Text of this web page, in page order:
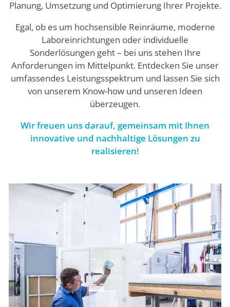
Planung, Umsetzung und Optimierung Ihrer Projekte.
Egal, ob es um hochsensible Reinräume, moderne
Laboreinrichtungen oder individuelle
Sonderlösungen geht – bei uns stehen Ihre
Anforderungen im Mittelpunkt. Entdecken Sie unser
umfassendes Leistungsspektrum und lassen Sie sich
von unserem Know-how und unseren Ideen
überzeugen.
Wir freuen uns darauf, gemeinsam mit Ihnen
innovative und nachhaltige Lösungen zu
realisieren!